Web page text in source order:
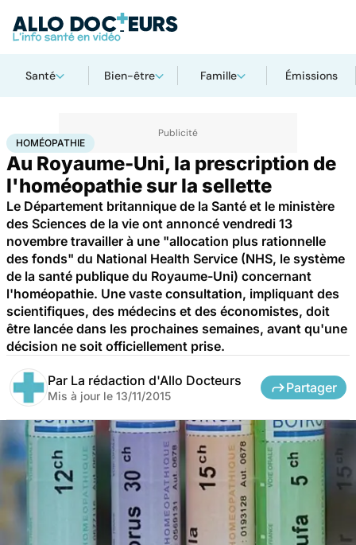
Santé Bien-être Famille Émissions
AccueilSantéHoméopathie
HOMÉOPATHIE
Au Royaume-Uni, la prescription de
l'homéopathie sur la sellette
Le Département britannique de la Santé et le ministère
des Sciences de la vie ont annoncé vendredi 13
novembre travailler à une "allocation plus rationnelle
des fonds" du National Health Service (NHS, le système
de la santé publique du Royaume-Uni) concernant
l'homéopathie. Une vaste consultation, impliquant des
scientifiques, des médecins et des économistes, doit
être lancée dans les prochaines semaines, avant qu'une
décision ne soit officiellement prise.
Par La rédaction d'Allo Docteurs
Mis à jour le 13/11/2015
Partager